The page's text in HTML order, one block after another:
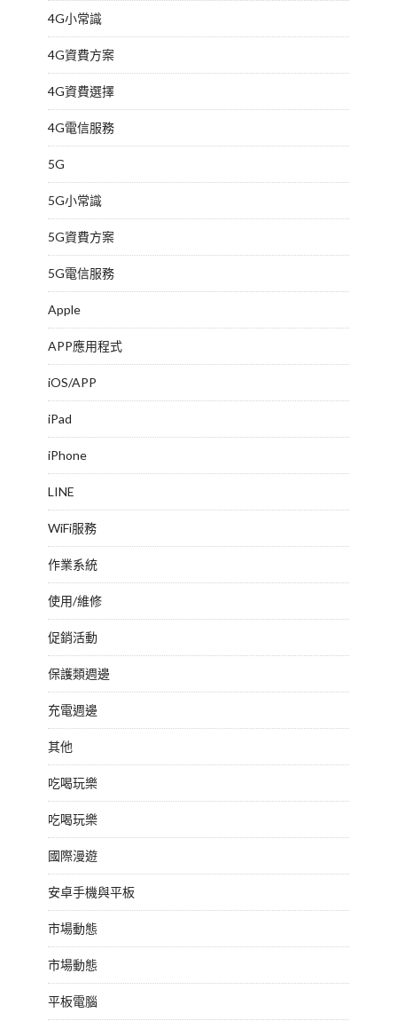
4G小常識
4G資費方案
4G資費選擇
4G電信服務
5G
5G小常識
5G資費方案
5G電信服務
Apple
APP應用程式
iOS/APP
iPad
iPhone
LINE
WiFi服務
作業系統
使用/維修
促銷活動
保護類週邊
充電週邊
其他
吃喝玩樂
吃喝玩樂
國際漫遊
安卓手機與平板
市場動態
市場動態
平板電腦